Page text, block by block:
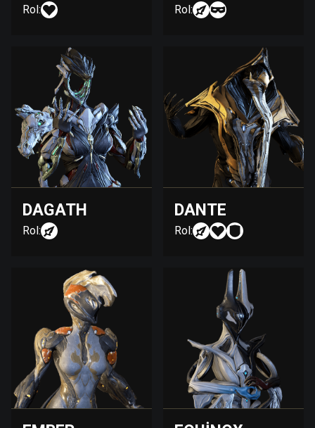
Rol: Rol:
DAGATH
Rol:
DANTE
Rol: